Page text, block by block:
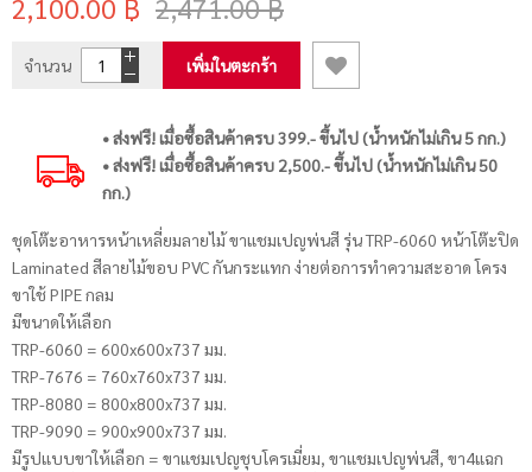
2,100.00 ฿ 2,471.00 ฿
จำนวน เพิ่มในตะกร้า
• ส่งฟรี! เมื่อซื้อสินค้าครบ 399.- ขึ้นไป (น้ำหนักไม่เกิน 5 กก.)
• ส่งฟรี! เมื่อซื้อสินค้าครบ 2,500.- ขึ้นไป (น้ำหนักไม่เกิน 50
กก.)
ชุดโต๊ะอาหารหน้าเหลี่ยมลายไม้ ขาแชมเปญพ่นสี รุ่น TRP-6060 หน้าโต๊ะปิด
Laminated สีลายไม้ขอบ PVC กันกระแทก ง่ายต่อการทำความสะอาด โครง
ขาใช้ PIPE กลม
มีขนาดให้เลือก
TRP-6060 = 600x600x737 มม.
TRP-7676 = 760x760x737 มม.
TRP-8080 = 800x800x737 มม.
TRP-9090 = 900x900x737 มม.
มีรูปแบบขาให้เลือก = ขาแชมเปญชุบโครเมี่ยม, ขาแชมเปญพ่นสี, ขา4แฉก